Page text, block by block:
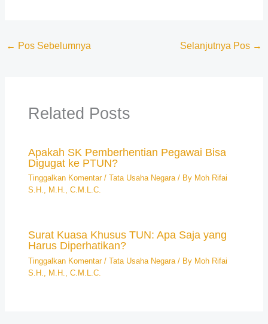
← Pos Sebelumnya Selanjutnya Pos →
Related Posts
Apakah SK Pemberhentian Pegawai Bisa
Digugat ke PTUN?
Tinggalkan Komentar /Tata Usaha Negara/ By Moh Rifai
S.H., M.H., C.M.L.C.
Surat Kuasa Khusus TUN: Apa Saja yang
Harus Diperhatikan?
Tinggalkan Komentar /Tata Usaha Negara / By Moh Rifai
S.H., M.H., C.M.L.C.